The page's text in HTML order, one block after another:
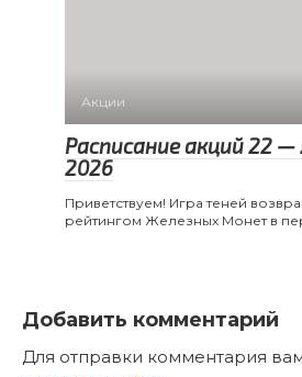
Акции
Расписание акций 22
2026
Приветствуем! Игра теней
рейтингом Железных Монет в
Добавить комментарий
Для отправки комментария